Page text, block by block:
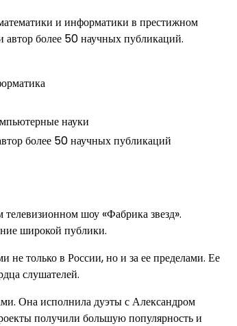
и информатики в престижном
автор более 50 научных публикаций.
науки
более 50 научных публикаций
шоу «Фабрика звезд».
широкой публики.
только в России, но и за ее пределами. Ее
слушателей.
Она исполнила дуэты с Александром
получили большую популярность и